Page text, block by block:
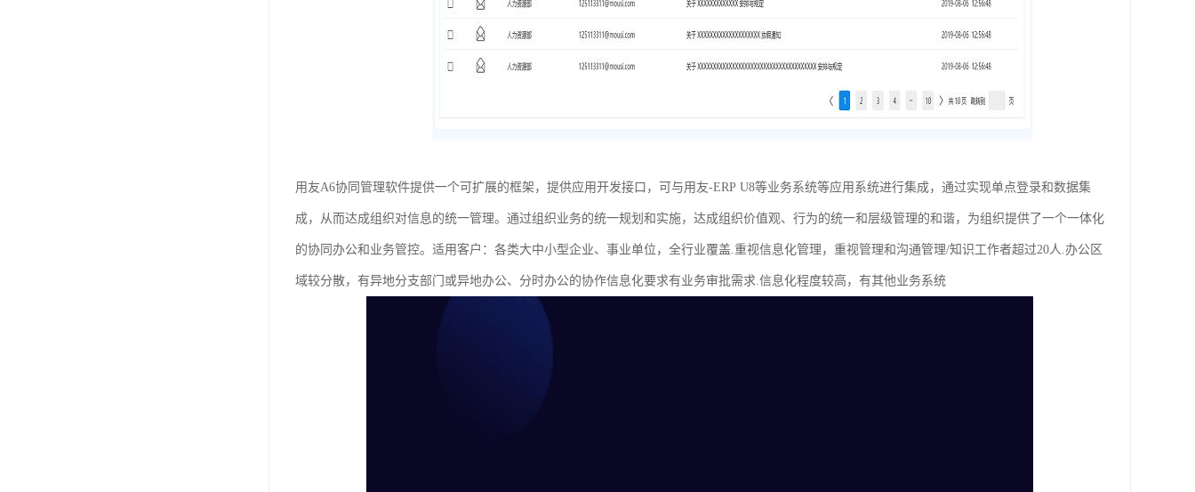
用友A6协同管理软件提供一个可扩展的框架，提供应用开发接口，可与用友-ERP U8等业务系统等应用系统进行集成，通过实现单点登录和数据集
成，从而达成组织对信息的统一管理。通过组织业务的统一规划和实施，达成组织价值观、行为的统一和层级管理的和谐，为组织提供了一个一体化
的协同办公和业务管控。适用客户：各类大中小型企业、事业单位，全行业覆盖.重视信息化管理，重视管理和沟通管理/知识工作者超过20人.办公区
域较分散，有异地分支部门或异地办公、分时办公的协作信息化要求有业务审批需求.信息化程度较高，有其他业务系统